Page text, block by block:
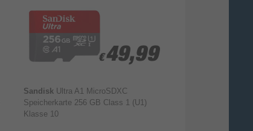
€ 49,99
€ 49,99
Sandisk Ultra A1 MicroSDXC
Speicherkarte 256 GB Class 1 (U1)
Klasse 10